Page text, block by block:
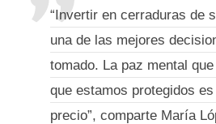
“Invertir en cerraduras de
una de las mejores
tomado. La paz mental
que estamos protegidos
precio”, comparte María